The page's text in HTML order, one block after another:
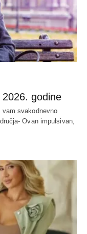
godine
vam svakodnevno
Ovan impulsivan,